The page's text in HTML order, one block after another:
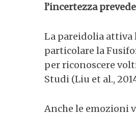
l’incertezza
La pareidolia attiva
particolare la
per riconoscere
Studi (Liu et al.,
Anche le emozioni
o